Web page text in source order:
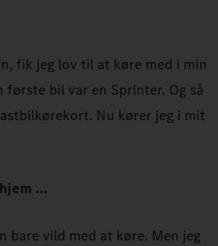
fik jeg lov til at køre med i min
bil var en Sprinter. Og så
Nu kører jeg i mit
…
bare vild med at køre. Men jeg